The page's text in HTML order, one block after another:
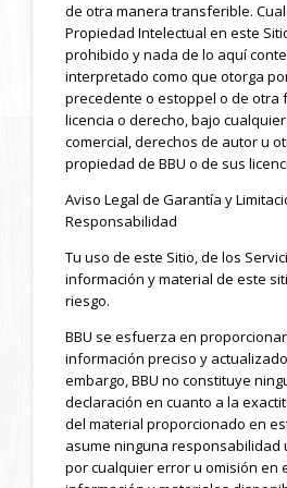
de otra manera transferible.
Propiedad Intelectual en este
prohibido y nada de lo aquí
interpretado como que otorga
precedente o estoppel o de otra
licencia o derecho, bajo
comercial, derechos de autor u
propiedad de BBU o de sus
Aviso Legal de Garantía y
Responsabilidad
Tu uso de este Sitio, de los
información y material de este
riesgo.
BBU se esfuerza en
información preciso y
embargo, BBU no constituye
declaración en cuanto a la
del material proporcionado en
asume ninguna responsabilidad
por cualquier error u omisión en